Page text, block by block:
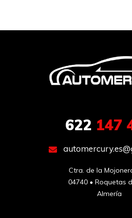
622 147
Ctra. de la
04740 • Roquetas
Almería